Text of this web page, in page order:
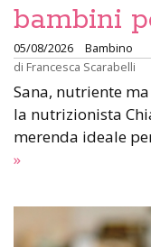
bambini
05/08/2026
Bambino
di Francesca Scarabelli
Sana, nutriente
la nutrizionista
merenda ideale
»